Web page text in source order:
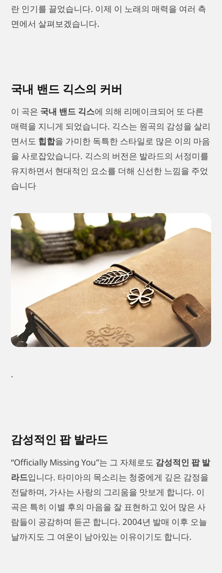
란 인기를 끌었습니다. 이제 이 노래의 매력을 여러 측
면에서 살펴보겠습니다.
국내 밴드 긱스의 커버
이 곡은 국내 밴드 긱스에 의해 리메이크되어 또 다른
매력을 지니게 되었습니다. 긱스는 원곡의 감성을 살리
면서도 힙합을 가미한 독특한 스타일로 많은 이의 마음
을 사로잡았습니다. 긱스의 버전은 발라드의 서정미를
유지하면서 현대적인 요소를 더해 신선한 느낌을 주었
습니다
.
감성적인 팝 발라드
“Officially Missing You”는 그 자체로도 감성적인 팝 발
라드입니다. 타미아의 목소리는 청중에게 깊은 감정을
전달하며, 가사는 사랑의 그리움을 맛보게 합니다. 이
곡은 특히 이별 후의 마음을 잘 표현하고 있어 많은 사
람들이 공감하며 듣곤 합니다. 2004년 발매 이후 오늘
날까지도 그 여운이 남아있는 이유이기도 합니다.